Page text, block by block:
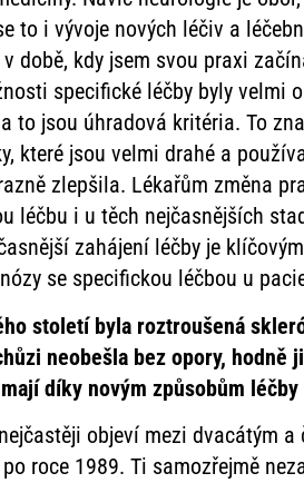
to i vývoje nových léčiv a
době, kdy jsem svou praxi
specifické léčby byly velmi
to jsou úhradová kritéria. To
které jsou velmi drahé a
zlepšila. Lékařům změna
léčbu i u těch nejčasnějších
zahájení léčby je
se specifickou léčbou u
století byla roztroušená
neobešla bez opory, hodně
díky novým způsobům
objeví mezi dvacátým
roce 1989. Ti samozřejmě